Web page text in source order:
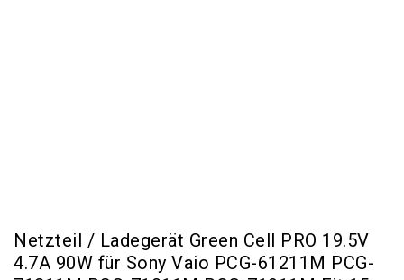
Netzteil / Ladegerät Green Cell PRO 19.5V
4.7A 90W für Sony Vaio PCG-61211M PCG-